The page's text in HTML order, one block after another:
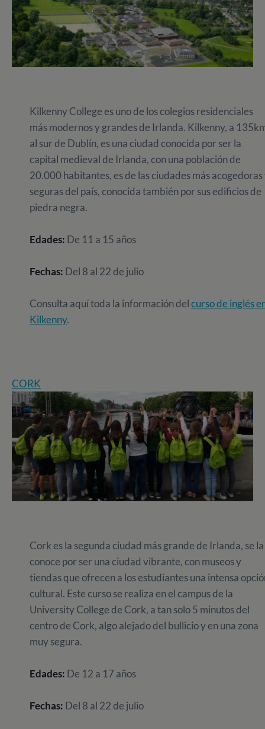
Kilkenny College es uno de los colegios residenciales
más modernos y grandes de Irlanda. Kilkenny, a
al sur de Dublín, es una ciudad conocida por ser la
capital medieval de Irlanda, con una población de
20.000 habitantes, es de las ciudades más acogedoras
seguras del país, conocida también por sus edificios de
piedra negra.
Edades: De 11 a 15 años
Fechas: Del 8 al 22 de julio
Consulta aquí toda la información delcurso de inglés
Kilkenny.
CORK
Cork es la segunda ciudad más grande de Irlanda, se la
conoce por ser una ciudad vibrante, con museos y
tiendas que ofrecen a los estudiantes una intensa
cultural. Este curso se realiza en el campus de la
University College de Cork, a tan solo 5 minutos del
centro de Cork, algo alejado del bullicio y en una zona
muy segura.
Edades: De 12 a 17 años
Fechas: Del 8 al 22 de julio